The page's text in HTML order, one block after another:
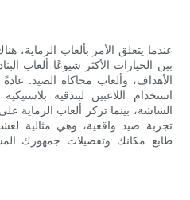
عندما يتعلق الأمر بألعاب الرماية،
بين الخيارات الأكثر شيوعًا ألعاب
الأهداف، وألعاب محاكاة الصيد.
استخدام اللاعبين لبندقية
الشاشة، بينما تركز ألعاب الرماية
تجربة صيد واقعية، وهي مثالية
طابع مكانك وتفضيلات جمهورك